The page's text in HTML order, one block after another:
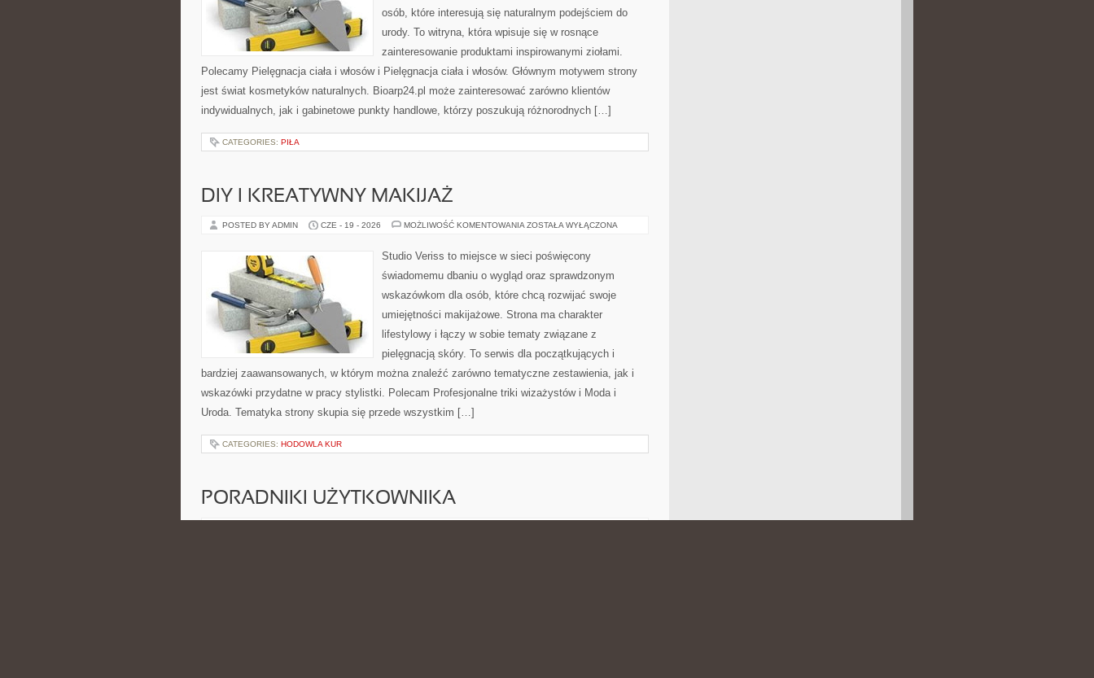
osób, które interesują się naturalnym podejściem do
urody. To witryna, która wpisuje się w rosnące
zainteresowanie produktami inspirowanymi ziołami.
Polecamy Pielęgnacja ciała i włosów i Pielęgnacja ciała i włosów. Głównym motywem strony
jest świat kosmetyków naturalnych. Bioarp24.pl może zainteresować zarówno klientów
indywidualnych, jak i gabinetowe punkty handlowe, którzy poszukują różnorodnych […]
CATEGORIES: PIŁA
DIY I KREATYWNY MAKIJAŻ
POSTED BY ADMIN CZE - 19 - 2026 MOŻLIWOŚĆ KOMENTOWANIA DIY
MAKIJAŻ
ZOSTAŁA WYŁĄCZONA
Studio Veriss to miejsce w sieci poświęcony
świadomemu dbaniu o wygląd oraz sprawdzonym
wskazówkom dla osób, które chcą rozwijać swoje
umiejętności makijażowe. Strona ma charakter
lifestylowy i łączy w sobie tematy związane z
pielęgnacją skóry. To serwis dla początkujących i
bardziej zaawansowanych, w którym można znaleźć zarówno tematyczne zestawienia, jak i
wskazówki przydatne w pracy stylistki. Polecam Profesjonalne triki wizażystów i Moda i
Uroda. Tematyka strony skupia się przede wszystkim […]
CATEGORIES: HODOWLA KUR
PORADNIKI UŻYTKOWNIKA